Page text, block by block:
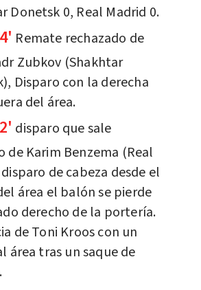
Donetsk 0, Real Madrid 0.
Remate rechazado de
Zubkov (Shakhtar
Disparo con la derecha
del área.
disparo que sale
de Karim Benzema (Real
de cabeza desde el
área el balón se pierde
derecho de la portería.
de Toni Kroos con un
área tras un saque de